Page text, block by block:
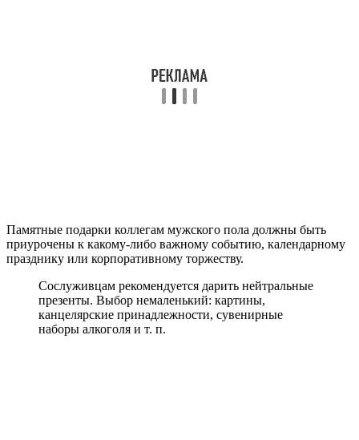
Памятные подарки коллегам мужского пола должны быть
приурочены к какому-либо важному событию, календарному
празднику или корпоративному торжеству.
Сослуживцам рекомендуется дарить нейтральные
презенты. Выбор немаленький: картины,
канцелярские принадлежности, сувенирные
наборы алкоголя и т. п.